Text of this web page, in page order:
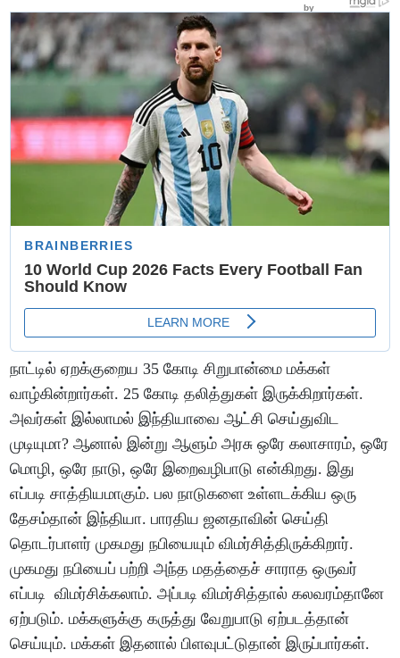
நாட்டில் ஏறக்குறைய 35 கோடி சிறுபான்மை மக்கள்
வாழ்கின்றார்கள். 25 கோடி தலித்துகள் இருக்கிறார்கள்.
அவர்கள் இல்லாமல் இந்தியாவை ஆட்சி செய்துவிட
முடியுமா? ஆனால் இன்று ஆளும் அரசு ஒரே கலாசாரம், ஒரே
மொழி, ஒரே நாடு, ஒரே இறைவழிபாடு என்கிறது. இது
எப்படி சாத்தியமாகும். பல நாடுகளை உள்ளடக்கிய ஒரு
தேசம்தான் இந்தியா. பாரதிய ஜனதாவின் செய்தி
தொடர்பாளர் முகமது நபியையும் விமர்சித்திருக்கிறார்.
முகமது நபியைப் பற்றி அந்த மதத்தைச் சாராத ஒருவர்
எப்படி விமர்சிக்கலாம். அப்படி விமர்சித்தால் கலவரம்தானே
ஏற்படும். மக்களுக்கு கருத்து வேறுபாடு ஏற்படத்தான்
செய்யும். மக்கள் இதனால் பிளவுபட்டுதான் இருப்பார்கள்.